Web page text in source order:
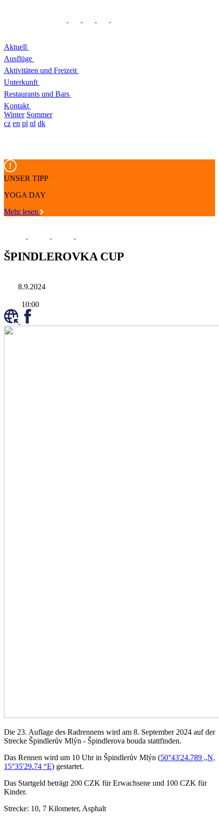
Aktuell
Ausflüge
Aktivitäten und Freizeit
Unterkunft
Restaurants und Bars
Kontakt
Winter Sommer
cz en pl nl dk
UNSER TIPP
YOGA DAY
Mehr lesen
ŠPINDLEROVKA CUP
8.9.2024
10:00
Die 23. Auflage des Radrennens wird am 8. September 2024 auf der
Strecke Špindlerův Mlýn - Špindlerova bouda stattfinden.
Das Rennen wird um 10 Uhr in Špindlerův Mlýn (50°43'24.789 „N,
15°35'29.74 “E) gestartet.
Das Startgeld beträgt 200 CZK für Erwachsene und 100 CZK für
Kinder.
Strecke: 10, 7 Kilometer, Asphalt